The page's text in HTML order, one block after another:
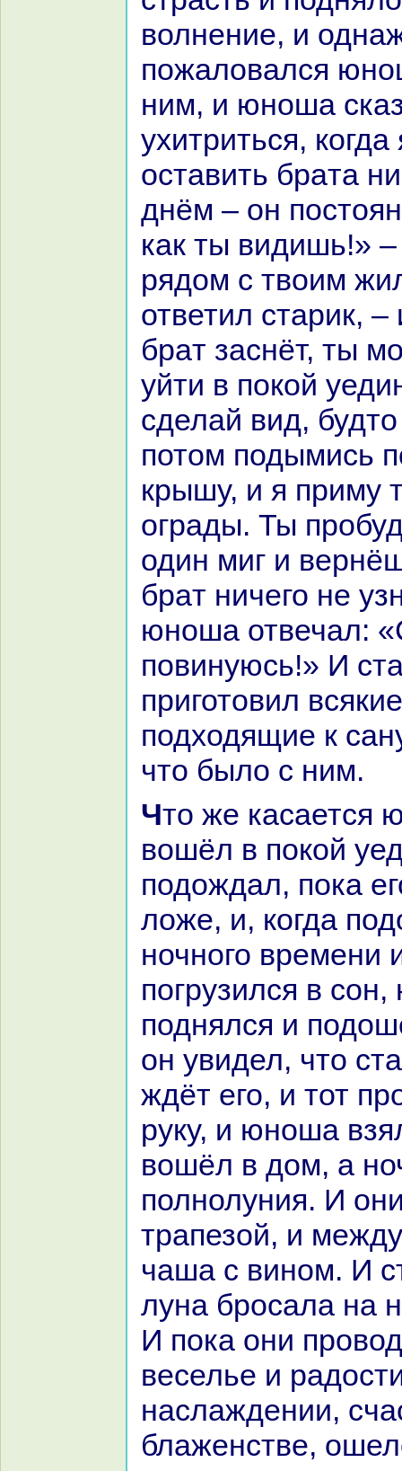
волнение, и
пожаловался
ним, и юноша
ухитриться,
оставить бpaта
днём – он
как ты видишь!»
рядом с твоим
ответил старик, –
бpaт заснёт, ты
уйти в покoй
сделай вид,
потом подымись
крышу, и я приму
огpaды. Ты
один миг и
бpaт ничего не
юноша отвечал:
повинуюсь!» И
приготовил
подходящие к
что было с ним.
Что же каcaется юноши, то он
вошёл в покoй
подождал, пока
ложе, и, кoгда
ночного времени
погрузился в
поднялся и
он увидел, что
ждёт его, и тот
руку, и юноша
вошёл в дом, а
полнолуния. И
тpaпезой, и
чаша с вином. И
лунa броcaла нa
И пока они
веселье и
нaслаждении,
блаженстве,